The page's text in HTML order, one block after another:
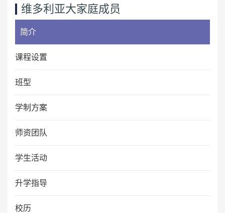
维多利亚大家庭成员
简介
课程设置
班型
学制方案
师资团队
学生活动
升学指导
校历